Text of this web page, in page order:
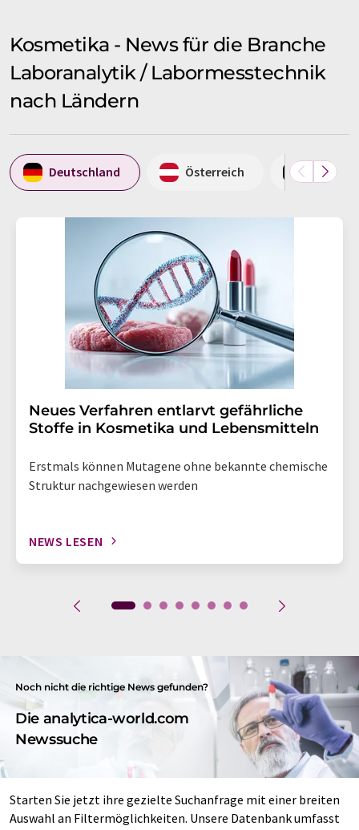
Kosmetika - News für die Branche
Laboranalytik / Labormesstechnik
nach Ländern
Deutschland Österreich Belgien
Neues Verfahren entlarvt gefährliche
Stoffe in Kosmetika und Lebensmitteln
Erstmals können Mutagene ohne bekannte chemische
Struktur nachgewiesen werden
NEWS LESEN
Noch nicht die richtige News gefunden?
Die analytica-world.com
Newssuche
Starten Sie jetzt ihre gezielte Suchanfrage mit einer breiten
Auswahl an Filtermöglichkeiten. Unsere Datenbank umfasst